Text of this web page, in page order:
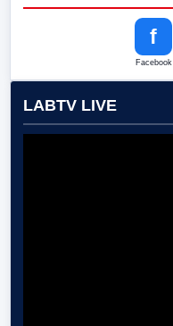
f
Facebook
LABTV LIVE